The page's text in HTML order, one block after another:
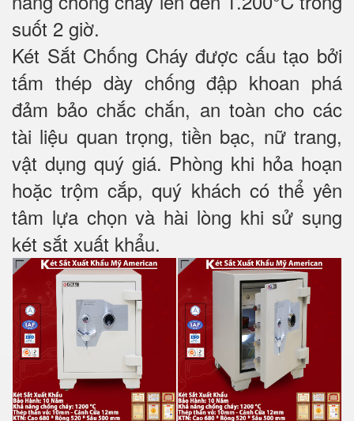
suốt 2 giờ.
Két Sắt Chống Cháy được cấu tạo bởi
tấm thép dày chống đập khoan phá
đảm bảo chắc chắn, an toàn cho các
tài liệu quan trọng, tiền bạc, nữ trang,
vật dụng quý giá. Phòng khi hỏa hoạn
hoặc trộm cắp, quý khách có thể yên
tâm lựa chọn và hài lòng khi sử sụng
két sắt xuất khẩu.